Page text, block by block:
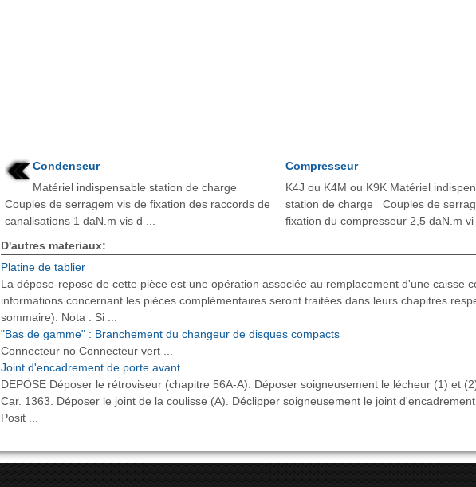
Condenseur
Matériel indispensable station de charge
Couples de serragem vis de fixation des raccords de
canalisations 1 daN.m vis d ...
Compresseur
K4J ou K4M ou K9K Matériel
station de charge Couples de
fixation du compresseur 2,5 daN.m vi
D'autres materiaux:
Platine de tablier
La dépose-repose de cette pièce est une opération associée au remplacement d'une caisse
informations concernant les pièces complémentaires seront traitées dans leurs chapitres
sommaire). Nota : Si ...
"Bas de gamme" : Branchement du changeur de disques compacts
Connecteur no Connecteur vert ...
Joint d'encadrement de porte avant
DEPOSE Déposer le rétroviseur (chapitre 56A-A). Déposer soigneusement le lécheur (1) et
Car. 1363. Déposer le joint de la coulisse (A). Déclipper soigneusement le joint
Posit ...